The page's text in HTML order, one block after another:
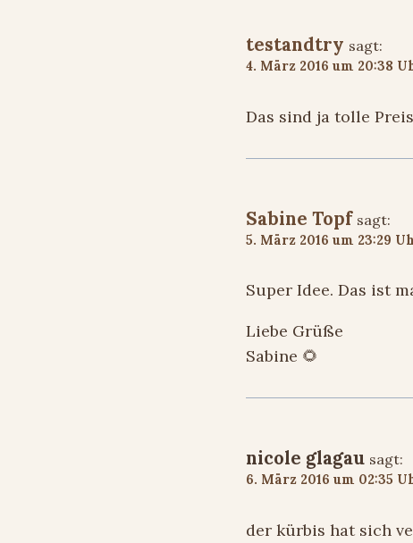
testandtry sagt:
4. März 2016 um 20:38
Das sind ja tolle
Sabine Topf sagt:
5. März 2016 um 23:29
Super Idee. Das ist
Liebe Grüße
Sabine 🌻
nicole glagau sagt:
6. März 2016 um 02:35
der kürbis hat sich